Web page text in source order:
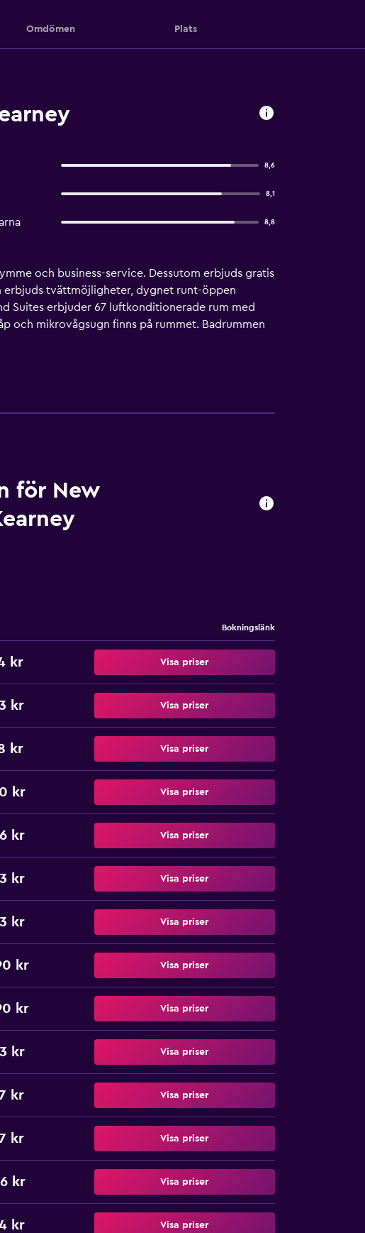
Omdömen Plats
8,6
8,1
8,8
och business-service. Dessutom erbjuds gratis
erbjuds tvättmöjligheter, dygnet runt-öppen
Suites erbjuder 67 luftkonditionerade rum med
och mikrovågsugn finns på rummet. Badrummen
skrivbord och telefon; gratis
och mörkläggningsgardiner. Städning erbjuds
för New
Bokningslänk
kr Visa priser
kr Visa priser
kr Visa priser
kr Visa priser
kr Visa priser
kr Visa priser
kr Visa priser
kr Visa priser
kr Visa priser
kr Visa priser
kr Visa priser
kr Visa priser
kr Visa priser
kr Visa priser